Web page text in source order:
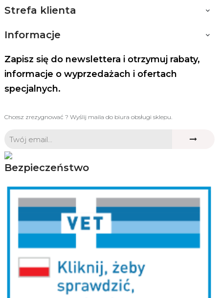
Strefa klienta 
Informacje 
Zapisz się do newslettera i otrzymuj rabaty,
informacje o wyprzedażach i ofertach
specjalnych.
Chcesz zrezygnować ? Wyślij maila do biura obsługi sklepu.
Bezpieczeństwo